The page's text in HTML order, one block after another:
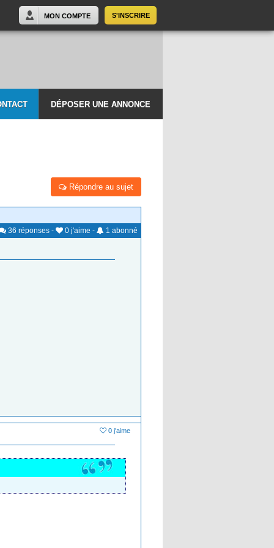
S'INSCRIRE
MON COMPTE
DÉPOSER UNE ANNONCE
Répondre au sujet
36 réponses - 0 j'aime - 1 abonné
0 j'aime